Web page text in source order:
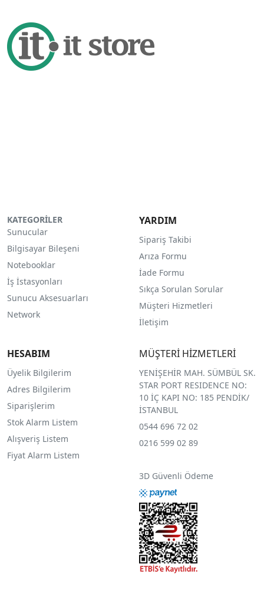
KATEGORİLER
Sunucular
Bilgisayar Bileşeni
Notebooklar
İş İstasyonları
Sunucu Aksesuarları
Network
YARDIM
Sipariş Takibi
Arıza Formu
İade Formu
Sıkça Sorulan Sorular
Müşteri Hizmetleri
İletişim
HESABIM
Üyelik Bilgilerim
Adres Bilgilerim
Siparişlerim
Stok Alarm Listem
Alışveriş Listem
Fiyat Alarm Listem
MÜŞTERİ HİZMETLERİ
YENİŞEHİR MAH. SÜMBÜL SK.
STAR PORT RESIDENCE NO:
10 İÇ KAPI NO: 185 PENDİK/
İSTANBUL
0544 696 72 02
0216 599 02 89
3D Güvenli Ödeme